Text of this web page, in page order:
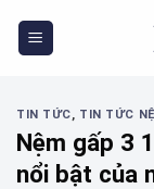
TIN TỨC, TIN TỨC
Nệm gấp 3
nổi bật của